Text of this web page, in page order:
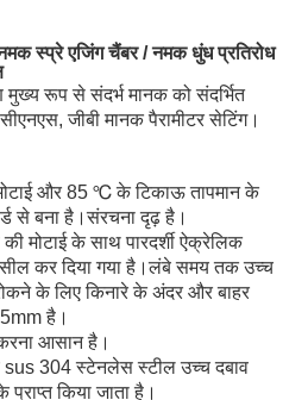
स्प्रे एजिंग चैंबर / नमक धुंध प्रतिरोध
मुख्य रूप से संदर्भ मानक को संदर्भित
जीबी मानक पैरामीटर सेटिंग।
मोटाई और 85 ℃ के टिकाऊ तापमान के
से बना है।संरचना दृढ़ है।
मोटाई के साथ पारदर्शी ऐक्रेलिक
सील कर दिया गया है।लंबे समय तक उच्च
के लिए किनारे के अंदर और बाहर
है।
आसान है।
sus 304 स्टेनलेस स्टील उच्च दबाव
किया जाता है।